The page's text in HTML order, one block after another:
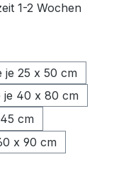
1-2 Wochen
je 25 x 50 cm
je 40 x 80 cm
cm
x 90 cm